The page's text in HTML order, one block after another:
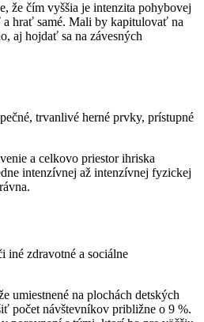
že čím vyššia je intenzita pohybovej
hrať samé. Mali by kapitulovať na
aj hojdať sa na závesných
trvanlivé herné prvky, prístupné
a celkovo priestor ihriska
intenzívnej až intenzívnej fyzickej
zdravotné a sociálne
umiestnené na plochách detských
počet návštevníkov približne o 9 %.